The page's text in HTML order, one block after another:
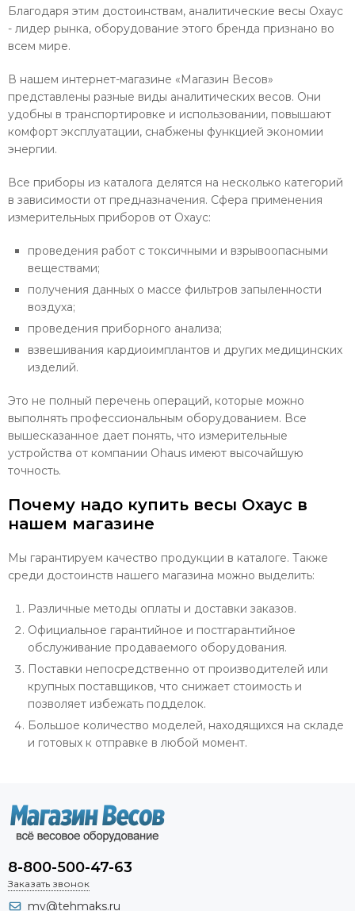
Благодаря этим достоинствам, аналитические весы Охаус
- лидер рынка, оборудование этого бренда признано во
всем мире.
В нашем интернет-магазине «Магазин Весов»
представлены разные виды аналитических весов. Они
удобны в транспортировке и использовании, повышают
комфорт эксплуатации, снабжены функцией экономии
энергии.
Все приборы из каталога делятся на несколько категорий
в зависимости от предназначения. Сфера применения
измерительных приборов от Охаус:
проведения работ с токсичными и взрывоопасными
веществами;
получения данных о массе фильтров запыленности
воздуха;
проведения приборного анализа;
взвешивания кардиоимплантов и других медицинских
изделий.
Это не полный перечень операций, которые можно
выполнять профессиональным оборудованием. Все
вышесказанное дает понять, что измерительные
устройства от компании Ohaus имеют высочайшую
точность.
Почему надо купить весы Охаус в
нашем магазине
Мы гарантируем качество продукции в каталоге. Также
среди достоинств нашего магазина можно выделить:
Различные методы оплаты и доставки заказов.
Официальное гарантийное и постгарантийное
обслуживание продаваемого оборудования.
Поставки непосредственно от производителей или
крупных поставщиков, что снижает стоимость и
позволяет избежать подделок.
Большое количество моделей, находящихся на складе
и готовых к отправке в любой момент.
8-800-500-47-63
Заказать звонок
mv@tehmaks.ru